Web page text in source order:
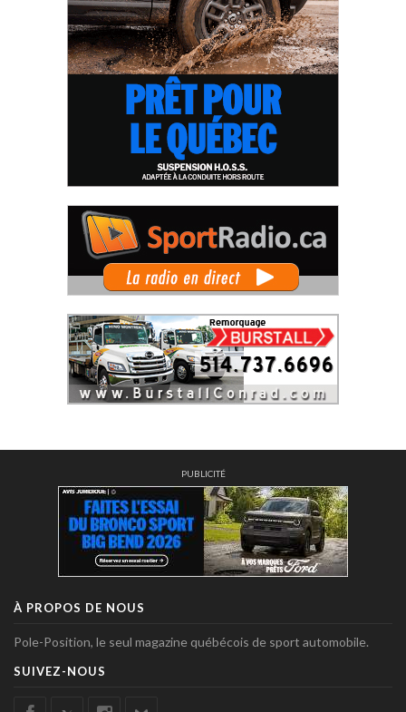
PUBLICITÉ
À PROPOS DE NOUS
Pole-Position, le seul magazine québécois de sport automobile.
SUIVEZ-NOUS